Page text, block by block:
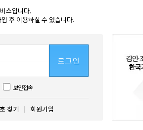
스입니다.
후 이용하실 수 있습니다.
로그인
보안접속
찾기 회원가입